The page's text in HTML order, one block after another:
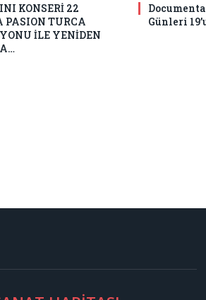
KONSERİ 22
PASION TURCA
İLE YENİDEN
Günleri